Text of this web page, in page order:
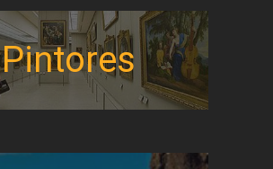
Pintores